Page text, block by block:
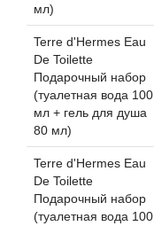
мл)
Terre d'Hermes Eau
De Toilette
Подарочный набор
(туалетная вода 100
мл + гель для душа
80 мл)
Terre d'Hermes Eau
De Toilette
Подарочный набор
(туалетная вода 100
Azalia Parfums
Azzaro
Baldessarini
Baldinini
Balenciaga